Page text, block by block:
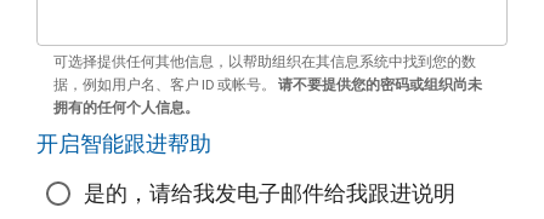
可选择提供任何其他信息，以帮助组织在其信息系统中找到您的数
据，例如用户名、客户 ID 或帐号。 请不要提供您的密码或组织尚未
拥有的任何个人信息。
开启智能跟进帮助
是的，请给我发电子邮件给我跟进说明